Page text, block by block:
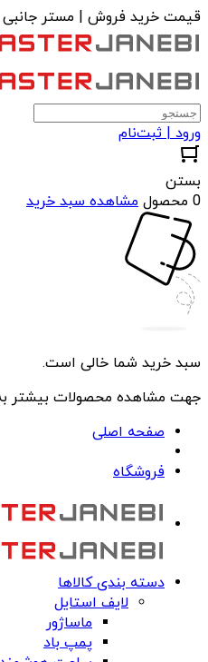
قیمت خرید فروش | مستر جانبی
ورود | ثبت‌نام
بستن
0 محصول
مشاهده سبد خرید
سبد خرید شما خالی است.
جهت مشاهده محصولات بیشتر
صفحه اصلی
فروشگاه
دسته بندی کالاها
لایف استایل
ماساژور
پمپ باد